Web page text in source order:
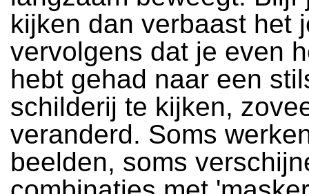
kijken dan verbaast het
vervolgens dat je even
hebt gehad naar een
schilderij te kijken,
veranderd. Soms
beelden, soms